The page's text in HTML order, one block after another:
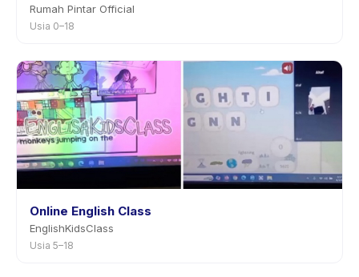
Rumah Pintar Official
Usia 0–18
Online English Class
EnglishKidsClass
Usia 5–18